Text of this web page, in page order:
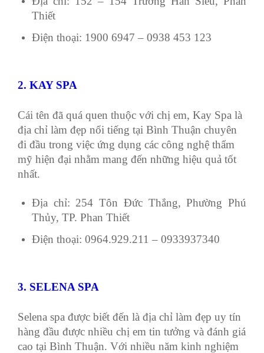
Thiết
Điện thoại: 1900 6947 – 0938 453 123
2. KAY SPA
Cái tên đã quá quen thuộc với chị em, Kay Spa là
địa chỉ làm đẹp nổi tiếng tại Bình Thuận chuyên
đi đầu trong việc ứng dụng các công nghệ thẩm
mỹ hiện đại nhằm mang đến những hiệu quả tốt
nhất.
Địa chỉ: 254 Tôn Đức Thắng, Phường Phú
Thủy, TP. Phan Thiết
Điện thoại: 0964.929.211 – 0933937340
3. SELENA SPA
Selena spa được biết đến là địa chỉ làm đẹp uy tín
hàng đầu được nhiều chị em tin tưởng và đánh giá
cao tại Bình Thuận. Với nhiều năm kinh nghiệm